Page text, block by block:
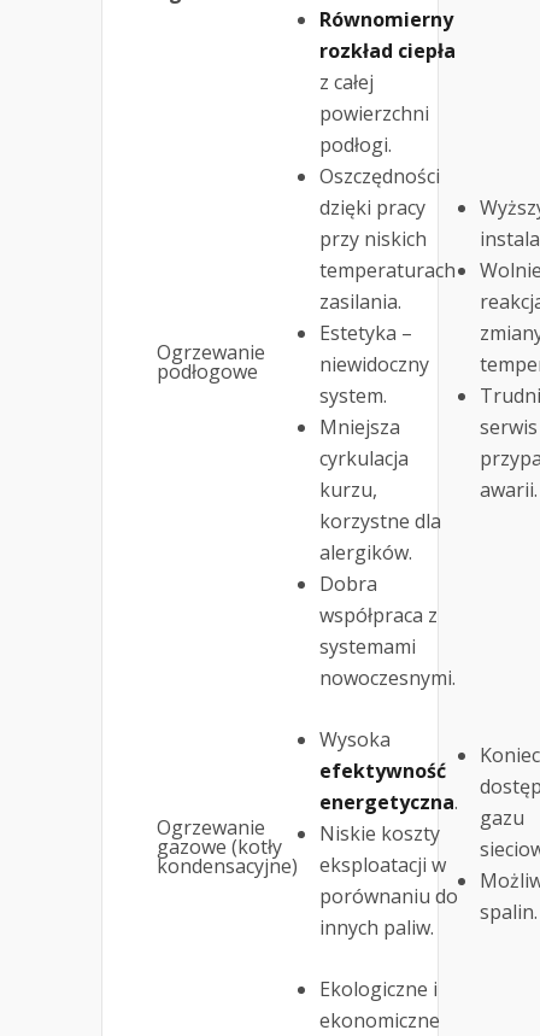
Ogrzewanie
podłogowe
Równomierny
rozkład ciepła
z całej
powierzchni
podłogi.
Oszczędności
dzięki pracy
przy niskich
temperaturach
zasilania.
Estetyka –
niewidoczny
system.
Mniejsza
cyrkulacja
kurzu,
korzystne dla
alergików.
Dobra
współpraca z
systemami
nowoczesnymi.
awarii.
Ogrzewanie
gazowe (kotły
kondensacyjne)
Wysoka
efektywność
energetyczna.
Niskie koszty
eksploatacji w
porównaniu do
innych paliw.
gazu
spalin.
Ekologiczne i
ekonomiczne